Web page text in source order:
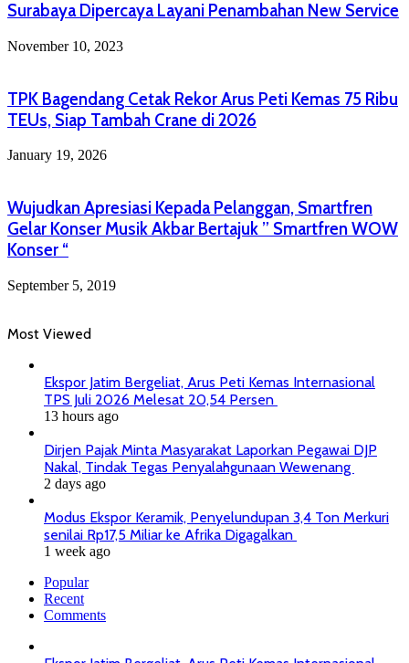
Surabaya Dipercaya Layani Penambahan New Service
November 10, 2023
TPK Bagendang Cetak Rekor Arus Peti Kemas 75 Ribu
TEUs, Siap Tambah Crane di 2026
January 19, 2026
Wujudkan Apresiasi Kepada Pelanggan, Smartfren
Gelar Konser Musik Akbar Bertajuk ” Smartfren WOW
Konser “
September 5, 2019
Most Viewed
Ekspor Jatim Bergeliat, Arus Peti Kemas Internasional
TPS Juli 2026 Melesat 20,54 Persen
13 hours ago
Dirjen Pajak Minta Masyarakat Laporkan Pegawai DJP
Nakal, Tindak Tegas Penyalahgunaan Wewenang
2 days ago
Modus Ekspor Keramik, Penyelundupan 3,4 Ton Merkuri
senilai Rp17,5 Miliar ke Afrika Digagalkan
1 week ago
Popular
Recent
Comments